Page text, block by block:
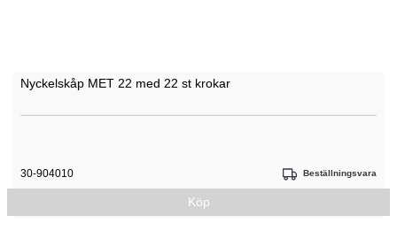
Nyckelskåp MET 22 med 22 st krokar
30-904010 Beställningsvara
Köp